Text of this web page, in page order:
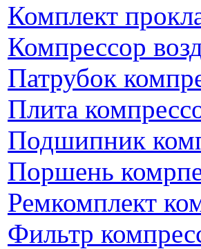
Комплект
Компрессор
Патрубок
Плита
Подшипник
Поршень
Ремкомплект
Фильтр